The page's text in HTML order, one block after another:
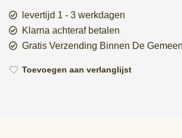
levertijd 1 - 3 werkdagen
Klarna achteraf betalen
Gratis Verzending Binnen De
Toevoegen aan verlanglijst